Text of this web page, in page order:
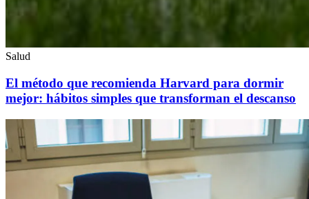
Salud
El método que recomienda Harvard para dormir
mejor: hábitos simples que transforman el descanso